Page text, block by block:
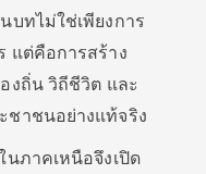
บทไม่ใช่เพียงการ
แต่คือการสร้าง
งถิ่น วิถีชีวิต และ
ชาชนอย่างแท้จริง
ภาคเหนือจึงเปิด